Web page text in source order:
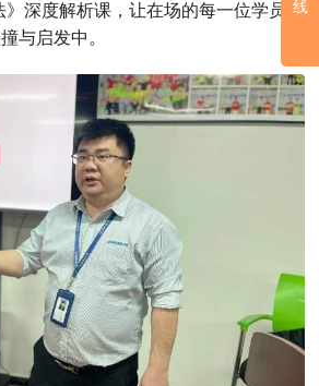
》深度解析课，让在场的每一位学员都
与启发中。
线